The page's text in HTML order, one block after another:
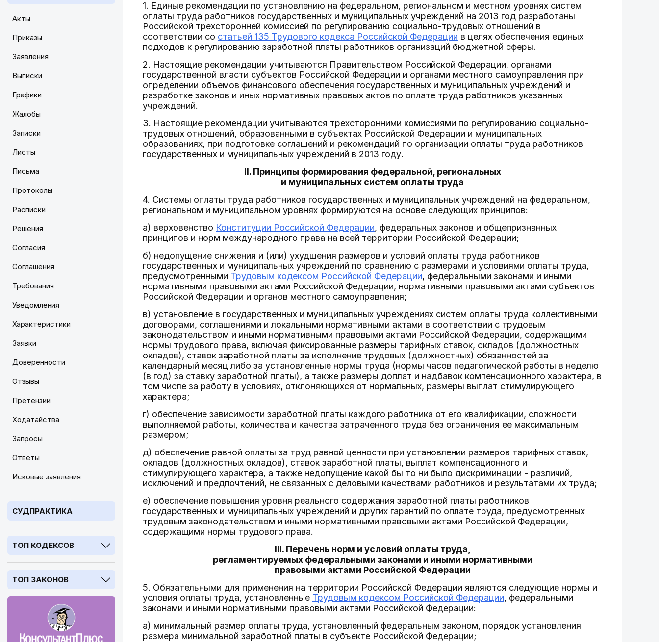
Акты
Приказы
Заявления
Выписки
Графики
Жалобы
Записки
Листы
Письма
Протоколы
Расписки
Решения
Согласия
Соглашения
Требования
Уведомления
Характеристики
Заявки
Доверенности
Отзывы
Претензии
Ходатайства
Запросы
Ответы
Исковые заявления
СУДПРАКТИКА
ТОП КОДЕКСОВ
ТОП ЗАКОНОВ
1. Единые рекомендации по установлению на федеральном, региональном и местном уровнях систем
оплаты труда работников государственных и муниципальных учреждений на 2013 год разработаны
Российской трехсторонней комиссией по регулированию социально-трудовых отношений в
соответствии со статьей 135 Трудового кодекса Российской Федерации в целях обеспечения единых
подходов к регулированию заработной платы работников организаций бюджетной сферы.
2. Настоящие рекомендации учитываются Правительством Российской Федерации, органами
государственной власти субъектов Российской Федерации и органами местного самоуправления при
определении объемов финансового обеспечения государственных и муниципальных учреждений и
разработке законов и иных нормативных правовых актов по оплате труда работников указанных
учреждений.
3. Настоящие рекомендации учитываются трехсторонними комиссиями по регулированию социально-
трудовых отношений, образованными в субъектах Российской Федерации и муниципальных
образованиях, при подготовке соглашений и рекомендаций по организации оплаты труда работников
государственных и муниципальных учреждений в 2013 году.
II. Принципы формирования федеральной, региональных
и муниципальных систем оплаты труда
4. Системы оплаты труда работников государственных и муниципальных учреждений на федеральном,
региональном и муниципальном уровнях формируются на основе следующих принципов:
а) верховенство Конституции Российской Федерации, федеральных законов и общепризнанных
принципов и норм международного права на всей территории Российской Федерации;
б) недопущение снижения и (или) ухудшения размеров и условий оплаты труда работников
государственных и муниципальных учреждений по сравнению с размерами и условиями оплаты труда,
предусмотренными Трудовым кодексом Российской Федерации, федеральными законами и иными
нормативными правовыми актами Российской Федерации, нормативными правовыми актами субъектов
Российской Федерации и органов местного самоуправления;
в) установление в государственных и муниципальных учреждениях систем оплаты труда коллективными
договорами, соглашениями и локальными нормативными актами в соответствии с трудовым
законодательством и иными нормативными правовыми актами Российской Федерации, содержащими
нормы трудового права, включая фиксированные размеры тарифных ставок, окладов (должностных
окладов), ставок заработной платы за исполнение трудовых (должностных) обязанностей за
календарный месяц либо за установленные нормы труда (нормы часов педагогической работы в неделю
(в год) за ставку заработной платы), а также размеры доплат и надбавок компенсационного характера, в
том числе за работу в условиях, отклоняющихся от нормальных, размеры выплат стимулирующего
характера;
г) обеспечение зависимости заработной платы каждого работника от его квалификации, сложности
выполняемой работы, количества и качества затраченного труда без ограничения ее максимальным
размером;
д) обеспечение равной оплаты за труд равной ценности при установлении размеров тарифных ставок,
окладов (должностных окладов), ставок заработной платы, выплат компенсационного и
стимулирующего характера, а также недопущение какой бы то ни было дискриминации - различий,
исключений и предпочтений, не связанных с деловыми качествами работников и результатами их труда;
е) обеспечение повышения уровня реального содержания заработной платы работников
государственных и муниципальных учреждений и других гарантий по оплате труда, предусмотренных
трудовым законодательством и иными нормативными правовыми актами Российской Федерации,
содержащими нормы трудового права.
III. Перечень норм и условий оплаты труда,
регламентируемых федеральными законами и иными нормативными
правовыми актами Российской Федерации
5. Обязательными для применения на территории Российской Федерации являются следующие нормы и
условия оплаты труда, установленные Трудовым кодексом Российской Федерации, федеральными
законами и иными нормативными правовыми актами Российской Федерации:
а) минимальный размер оплаты труда, установленный федеральным законом, порядок установления
размера минимальной заработной платы в субъекте Российской Федерации;